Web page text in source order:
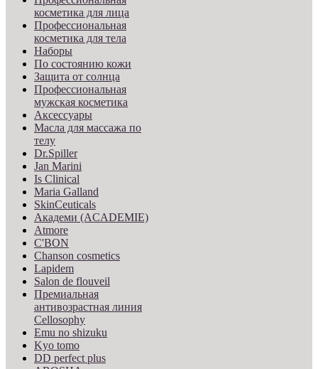
косметика для лица
Профессиональная
косметика для тела
Наборы
По состоянию кожи
Защита от солнца
Профессиональная
мужская косметика
Аксессуары
Масла для массажа по
телу
Dr.Spiller
Jan Marini
Is Clinical
Maria Galland
SkinCeuticals
Академи (ACADEMIE)
Atmore
C'BON
Chanson cosmetics
Lapidem
Salon de flouveil
Премиальная
антивозрастная линия
Cellosophy
Emu no shizuku
Kyo tomo
DD perfect plus